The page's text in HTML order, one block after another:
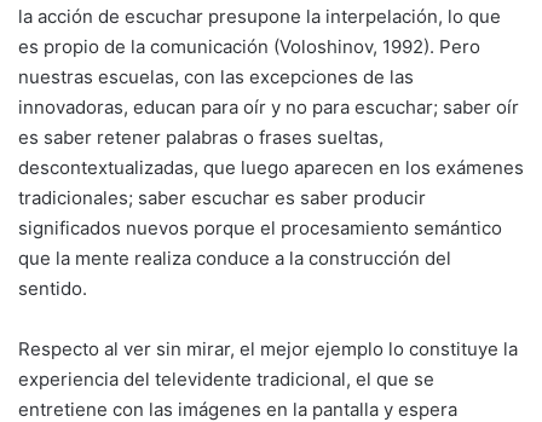
la acción de escuchar presupone la interpelación, lo que
es propio de la comunicación (Voloshinov, 1992). Pero
nuestras escuelas, con las excepciones de las
innovadoras, educan para oír y no para escuchar; saber oír
es saber retener palabras o frases sueltas,
descontextualizadas, que luego aparecen en los exámenes
tradicionales; saber escuchar es saber producir
significados nuevos porque el procesamiento semántico
que la mente realiza conduce a la construcción del
sentido.
Respecto al ver sin mirar, el mejor ejemplo lo constituye la
experiencia del televidente tradicional, el que se
entretiene con las imágenes en la pantalla y espera